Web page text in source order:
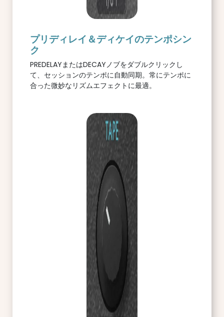
プリディレイ＆ディケイのテンポシン
ク
PREDELAYまたはDECAYノブをダブルクリックし
て、セッションのテンポに自動同期。常にテンポに
合った微妙なリズムエフェクトに最適。